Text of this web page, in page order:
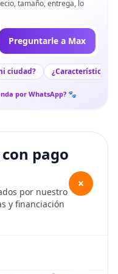
tamaño, entrega, lo
Preguntarle a Max
ciudad? ¿Características
por WhatsApp? 🐾
pago
por nuestro
y financiación
+